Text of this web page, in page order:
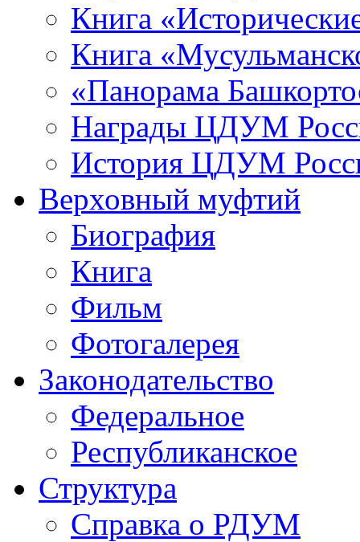
Книга
Книга
«Панорама
Награды ЦДУМ
История ЦДУМ
Верховный муфтий
Биография
Книга
Фильм
Фотогалерея
Законодательство
Федеральное
Республиканское
Структура
Справка о РДУМ